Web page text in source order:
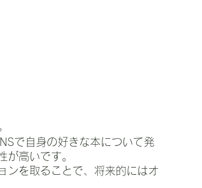
で自身の好きな本について発
が高いです。
ンを取ることで、将来的にはオ